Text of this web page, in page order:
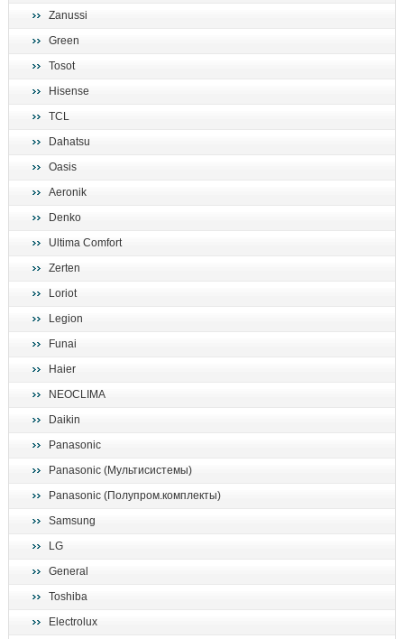
Zanussi
Green
Tosot
Hisense
TCL
Dahatsu
Oasis
Aeronik
Denko
Ultima Comfort
Zerten
Loriot
Legion
Funai
Haier
NEOCLIMA
Daikin
Panasonic
Panasonic (Мультисистемы)
Panasonic (Полупром.комплекты)
Samsung
LG
General
Toshiba
Electrolux